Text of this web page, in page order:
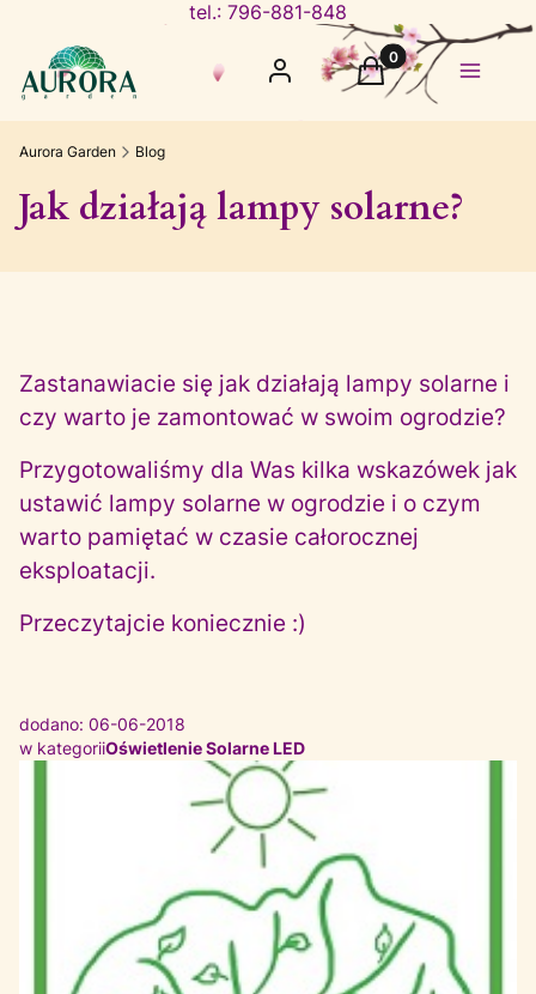
tel.: 796-881-848
Zaloguj się Produkty w
Koszyk Menu
Aurora Garden Blog
Jak działają lampy solarne?
Zastanawiacie się jak działają lampy solarne i
czy warto je zamontować w swoim ogrodzie?
Przygotowaliśmy dla Was kilka wskazówek jak
ustawić lampy solarne w ogrodzie i o czym
warto pamiętać w czasie całorocznej
eksploatacji.
Przeczytajcie koniecznie :)
dodano: 06-06-2018
w kategoriiOświetlenie Solarne LED